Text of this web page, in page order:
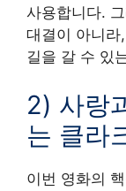
사용합니다.
대결이 아니라
길을 갈 수 있
2) 사랑
는 클라
이번 영화의